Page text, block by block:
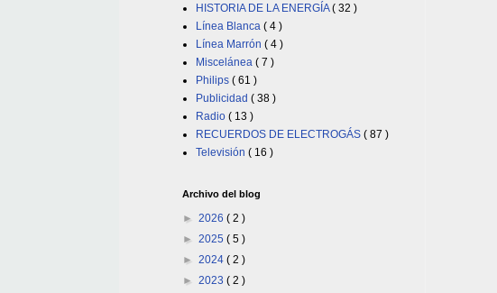
HISTORIA DE LA ENERGÍA( 32 )
Línea Blanca ( 4 )
Línea Marrón ( 4 )
Miscelánea ( 7 )
Philips ( 61 )
Publicidad ( 38 )
Radio ( 13 )
RECUERDOS DE ELECTROGÁS ( 87 )
Televisión ( 16 )
Archivo del blog
► 2026 ( 2 )
► 2025 ( 5 )
► 2024 ( 2 )
► 2023 ( 2 )